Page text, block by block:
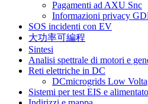
Pagamenti ad AXU Snc
Informazioni privacy
SOS incidenti con EV
大功率可編程
Sintesi
Analisi spettrale di motori e
Reti elettriche in DC
DCmicrogrids Low
Sistemi per test EIS e